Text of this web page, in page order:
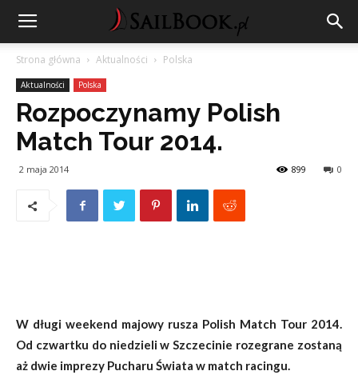
Strona główna Aktualności Polska
Aktualności Polska
Rozpoczynamy Polish
Match Tour 2014.
2 maja 2014 0
899
W długi weekend majowy rusza Polish Match Tour 2014.
Od czwartku do niedzieli w Szczecinie rozegrane zostaną
aż dwie imprezy Pucharu Świata w match racingu.